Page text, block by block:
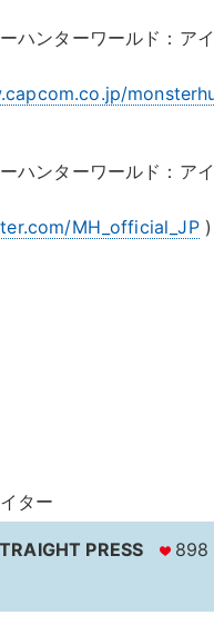
ーハンターワールド：ア
ーハンターワールド：ア
MH_official_JP)
ター
PRESS 898